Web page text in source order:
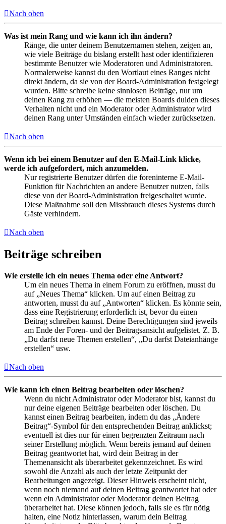
Nach oben
Was ist mein Rang und wie kann ich ihn ändern?
Ränge, die unter deinem Benutzernamen stehen, zeigen an,
wie viele Beiträge du bislang erstellt hast oder identifizieren
bestimmte Benutzer wie Moderatoren und Administratoren.
Normalerweise kannst du den Wortlaut eines Ranges nicht
direkt ändern, da sie von der Board-Administration festgelegt
wurden. Bitte schreibe keine sinnlosen Beiträge, nur um
deinen Rang zu erhöhen — die meisten Boards dulden dieses
Verhalten nicht und ein Moderator oder Administrator wird
deinen Rang unter Umständen einfach wieder zurücksetzen.
Nach oben
Wenn ich bei einem Benutzer auf den E-Mail-Link klicke,
werde ich aufgefordert, mich anzumelden.
Nur registrierte Benutzer dürfen die foreninterne E-Mail-
Funktion für Nachrichten an andere Benutzer nutzen, falls
diese von der Board-Administration freigeschaltet wurde.
Diese Maßnahme soll den Missbrauch dieses Systems durch
Gäste verhindern.
Nach oben
Beiträge schreiben
Wie erstelle ich ein neues Thema oder eine Antwort?
Um ein neues Thema in einem Forum zu eröffnen, musst du
auf „Neues Thema“ klicken. Um auf einen Beitrag zu
antworten, musst du auf „Antworten“ klicken. Es könnte sein,
dass eine Registrierung erforderlich ist, bevor du einen
Beitrag schreiben kannst. Deine Berechtigungen sind jeweils
am Ende der Foren- und der Beitragsansicht aufgelistet. Z. B.
„Du darfst neue Themen erstellen“, „Du darfst Dateianhänge
erstellen“ usw.
Nach oben
Wie kann ich einen Beitrag bearbeiten oder löschen?
Wenn du nicht Administrator oder Moderator bist, kannst du
nur deine eigenen Beiträge bearbeiten oder löschen. Du
kannst einen Beitrag bearbeiten, indem du das „Ändere
Beitrag“-Symbol für den entsprechenden Beitrag anklickst;
eventuell ist dies nur für einen begrenzten Zeitraum nach
seiner Erstellung möglich. Wenn bereits jemand auf deinen
Beitrag geantwortet hat, wird dein Beitrag in der
Themenansicht als überarbeitet gekennzeichnet. Es wird
sowohl die Anzahl als auch der letzte Zeitpunkt der
Bearbeitungen angezeigt. Dieser Hinweis erscheint nicht,
wenn noch niemand auf deinen Beitrag geantwortet hat oder
wenn ein Administrator oder Moderator deinen Beitrag
überarbeitet hat. Diese können jedoch, falls sie es für nötig
halten, eine Notiz hinterlassen, warum dein Beitrag